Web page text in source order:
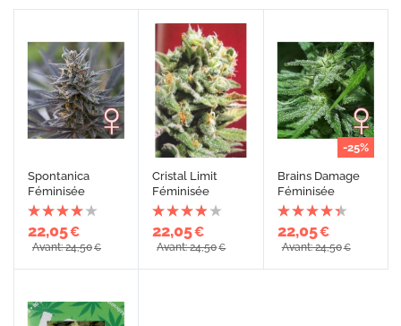
Spontanica
Féminisée
22,05€
Avant: 24,50€
Cristal Limit
Féminisée
22,05€
Avant: 24,50€
-25%
Brains Damage
Féminisée
22,05€
Avant: 24,50€